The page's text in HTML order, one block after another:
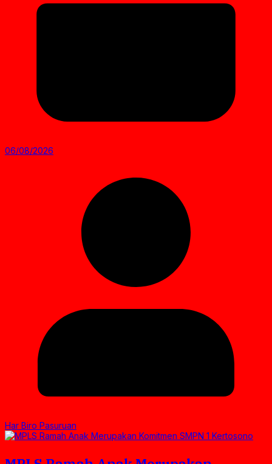
06/08/2026
Har Biro Pasuruan